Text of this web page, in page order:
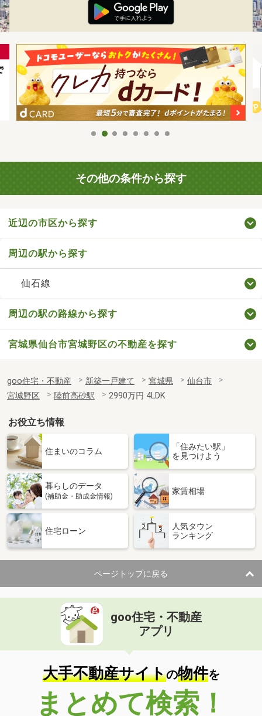
その他の条件から探す
近辺の市区から探す
周辺の駅から探す
仙石線
周辺の駅の路線から探す
宮城県仙台市宮城野区の不動産を探す
goo住宅・不動産 新築一戸建て 宮城県
仙台市
宮城野区
陸前高砂駅 2990万円 4LDK
お役立ち情報
住まいのコラム
「住みたい駅」
を見つけよう
暮らしのデータ
(補助金・助成金情報)
家賃相場
住宅ローン
人気タウン
ランキング
ページトップに戻る
goo住宅・不動産
アプリ
大手不動産サイトの物件を
まとめて検索！